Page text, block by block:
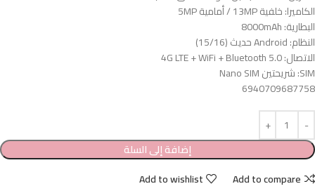
الكاميرا: خلفية 13MP / أمامية 5MP
البطارية: 8000mAh
النظام: Android حديث (15/16)
الاتصال: 4G LTE + WiFi + Bluetooth 5.0
SIM: شريحتين Nano SIM
6940709687758
إضافة إلى السلة
Add to compare
Add to wishlist